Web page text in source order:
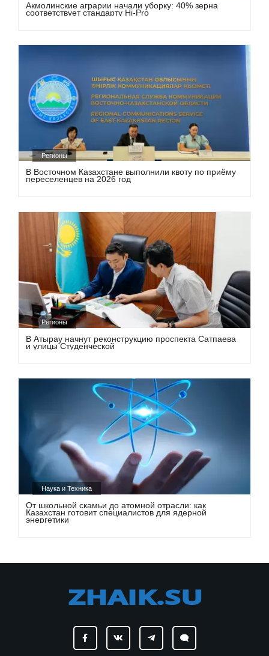
Акмолинские аграрии начали уборку: 40% зерна
соответствует стандарту Hi-Pro
Регионы
В Восточном Казахстане выполнили квоту по приёму
переселенцев на 2026 год
Регионы
В Атырау начнут реконструкцию проспекта Сатпаева
и улицы Студенческой
Наука и Техника
От школьной скамьи до атомной отрасли: как
Казахстан готовит специалистов для ядерной
энергетики